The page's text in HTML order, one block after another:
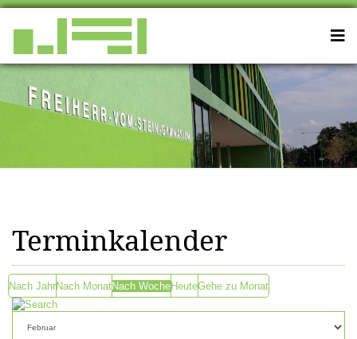
Terminkalender
Nach JahrNach MonatNach WocheHeuteGehe zu Monat